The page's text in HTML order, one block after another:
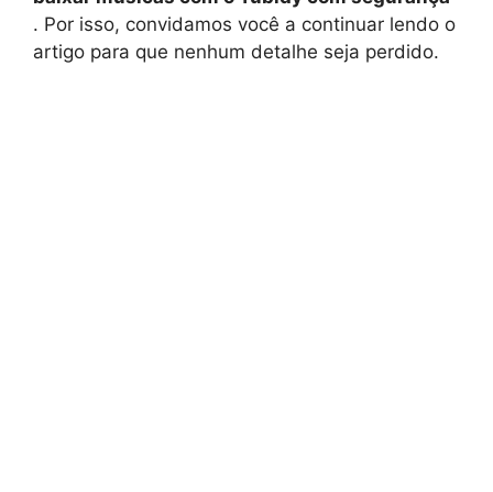
. Por isso, convidamos você a continuar lendo o
artigo para que nenhum detalhe seja perdido.